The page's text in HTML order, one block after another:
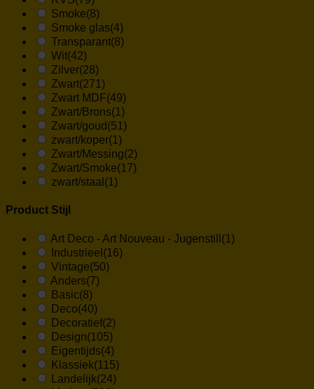
Smoke(8)
Smoke glas(4)
Transparant(8)
Wit(42)
Zilver(28)
Zwart(271)
Zwart MDF(49)
Zwart/Brons(1)
Zwart/goud (51)
zwart/koper(1)
Zwart/Messing(2)
Zwart/Smoke(17)
zwart/staal (1)
Product Stijl
Art Deco - Art Nouveau - Jugenstill (1)
Industrieel (16)
Vintage(50)
Anders(7)
Basic(8)
Deco(40)
Decoratief(2)
Design(105)
Eigentijds(4)
Klassiek(115)
Landelijk(24)